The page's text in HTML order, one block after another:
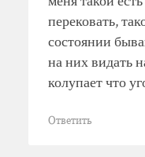
перековать,
состоянии
на них видать
колупает что
Ответить